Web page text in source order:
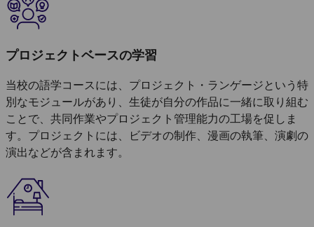
プロジェクトベースの学習
当校の語学コースには、プロジェクト・ランゲージという特
別なモジュールがあり、生徒が自分の作品に一緒に取り組む
ことで、共同作業やプロジェクト管理能力の工場を促しま
す。プロジェクトには、ビデオの制作、漫画の執筆、演劇の
演出などが含まれます。